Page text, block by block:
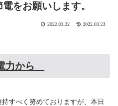
をお願いします。
2022.03.22 2022.03.23
力から
すべく努めておりますが、本日